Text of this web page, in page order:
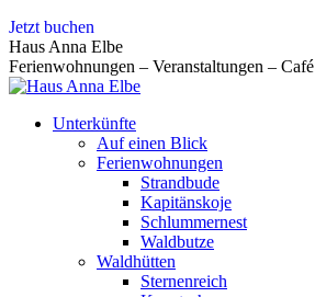
Zum
Inhalt
springen
Jetzt buchen
Haus Anna Elbe
Ferienwohnungen – Veranstaltungen – Café
Unterkünfte
Auf einen Blick
Ferienwohnungen
Strandbude
Kapitänskoje
Schlummernest
Waldbutze
Waldhütten
Sternenreich